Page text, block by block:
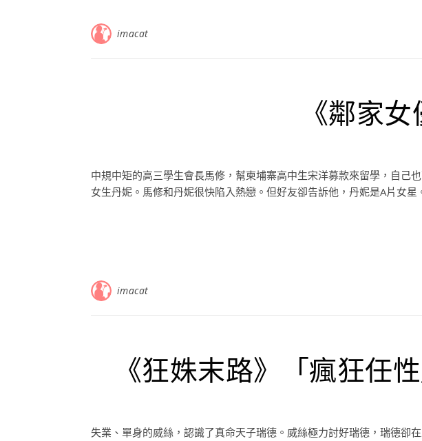
imacat
《鄰家
中規中矩的高三學生會長馬修，幫柬埔寨高中生宋洋募款來留學，自己
女生丹妮。馬修和丹妮很快陷入熱戀。但好友卻告訴他，丹妮是A片女星
imacat
《狂姝末路》「瘋狂任
失業、單身的威絲，認識了真命天子瑞德。威絲極力討好瑞德，瑞德卻